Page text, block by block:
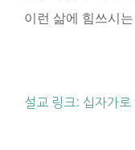
이런 삶에 힘쓰시
설교 링크: 십자가